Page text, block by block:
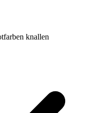
knallen